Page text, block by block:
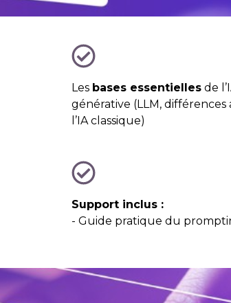
Les bases essentiellesde
générative (LLM, différences
l’IA classique)
Support inclus :
- Guide pratique du